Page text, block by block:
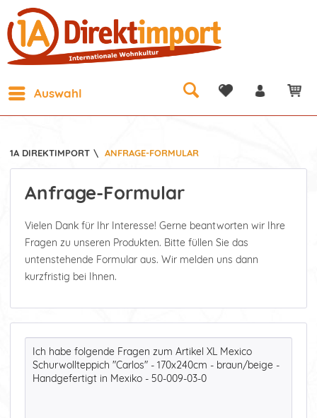
Auswahl
1A DIREKTIMPORT \ ANFRAGE-FORMULAR
Anfrage-Formular
Vielen Dank für Ihr Interesse! Gerne beantworten wir Ihre
Fragen zu unseren Produkten. Bitte füllen Sie das
untenstehende Formular aus. Wir melden uns dann
kurzfristig bei Ihnen.